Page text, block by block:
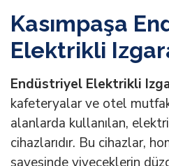
Kasımpaşa
Elektrikli
Endüstriyel Elektrikli
kafeteryalar ve otel
alanlarda kullanılan,
cihazlarıdır. Bu cihazlar,
sayesinde yiyeceklerin